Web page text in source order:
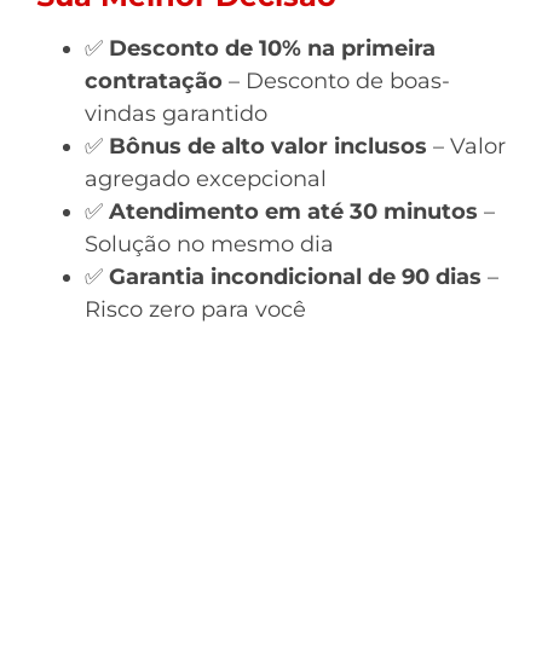
✅ Desconto de 10% na primeira
contratação – Desconto de boas-
vindas garantido
✅ Bônus de alto valor inclusos – Valor
agregado excepcional
✅ Atendimento em até 30 minutos –
Solução no mesmo dia
✅ Garantia incondicional de 90 dias –
Risco zero para você